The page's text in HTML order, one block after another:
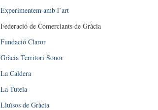
Experimentem amb l’art
Federació de Comerciants de Gràcia
Fundació Claror
Gràcia Territori Sonor
La Caldera
La Tutela
Lluïsos de Gràcia